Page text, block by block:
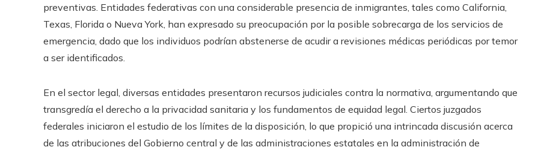
preventivas. Entidades federativas con una considerable presencia de inmigrantes, tales como California,
Texas, Florida o Nueva York, han expresado su preocupación por la posible sobrecarga de los servicios de
emergencia, dado que los individuos podrían abstenerse de acudir a revisiones médicas periódicas por temor
a ser identificados.
En el sector legal, diversas entidades presentaron recursos judiciales contra la normativa, argumentando que
transgredía el derecho a la privacidad sanitaria y los fundamentos de equidad legal. Ciertos juzgados
federales iniciaron el estudio de los límites de la disposición, lo que propició una intrincada discusión acerca
de las atribuciones del Gobierno central y de las administraciones estatales en la administración de